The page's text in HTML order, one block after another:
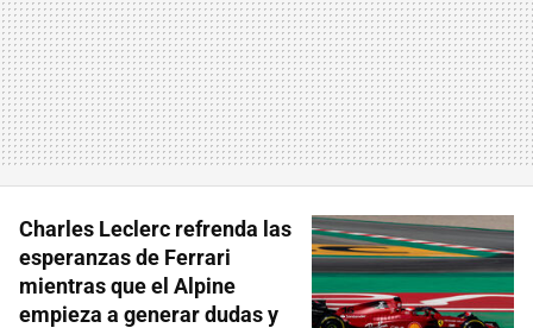
Charles Leclerc refrenda las
esperanzas de Ferrari
mientras que el Alpine
empieza a generar dudas y